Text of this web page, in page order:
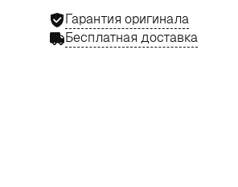
Гарантия оригинала
Бесплатная доставка